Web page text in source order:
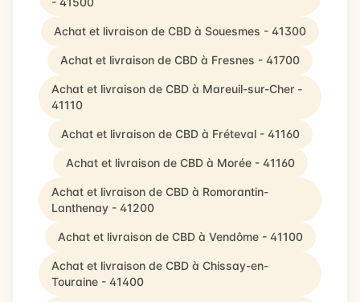
Achat et livraison de CBD à Souesmes - 41300
Achat et livraison de CBD à Fresnes - 41700
Achat et livraison de CBD à Mareuil-sur-Cher -
41110
Achat et livraison de CBD à Fréteval - 41160
Achat et livraison de CBD à Morée - 41160
Achat et livraison de CBD à Romorantin-
Lanthenay - 41200
Achat et livraison de CBD à Vendôme - 41100
Achat et livraison de CBD à Chissay-en-
Touraine - 41400